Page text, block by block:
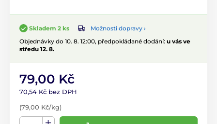
Skladem 2 ks
Možnosti dopravy ›
Objednávky do 10. 8. 12:00, předpokládané dodání: u vás ve
středu 12. 8.
79,00 Kč
70,54 Kč bez DPH
(79,00 Kč/kg)